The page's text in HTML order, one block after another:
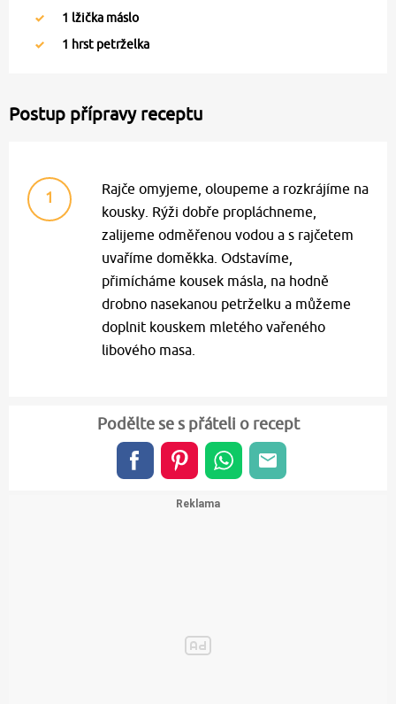
1 lžička máslo
1 hrst petrželka
Postup přípravy receptu
1
Rajče omyjeme, oloupeme a rozkrájíme na
kousky. Rýži dobře propláchneme,
zalijeme odměřenou vodou a s rajčetem
uvaříme doměkka. Odstavíme,
přimícháme kousek másla, na hodně
drobno nasekanou petrželku a můžeme
doplnit kouskem mletého vařeného
libového masa.
Podělte se s přáteli o recept